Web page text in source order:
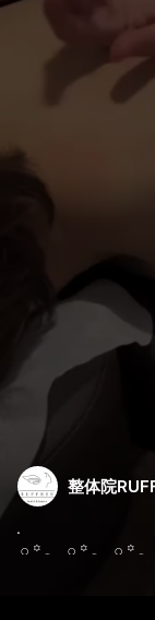
整体院
.
𓈒𓏸𓈒꙳𓂃 𓈒𓏸𓈒꙳𓂃